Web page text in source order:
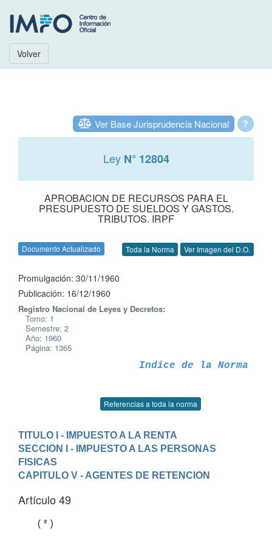
Volver
?
Ver Base Jurisprudencia Nacional
Ley N° 12804
APROBACION DE RECURSOS PARA EL
PRESUPUESTO DE SUELDOS Y GASTOS.
TRIBUTOS. IRPF
Documento Actualizado Toda la Norma Ver Imagen del D.O.
Promulgación: 30/11/1960
Publicación: 16/12/1960
Registro Nacional de Leyes y Decretos:
Tomo: 1
Semestre: 2
Año: 1960
Página: 1365
Indice de la Norma
Referencias a toda la norma
TITULO I - IMPUESTO A LA RENTA
SECCION I - IMPUESTO A LAS PERSONAS
FISICAS
CAPITULO V - AGENTES DE RETENCION
Artículo 49
   (*)